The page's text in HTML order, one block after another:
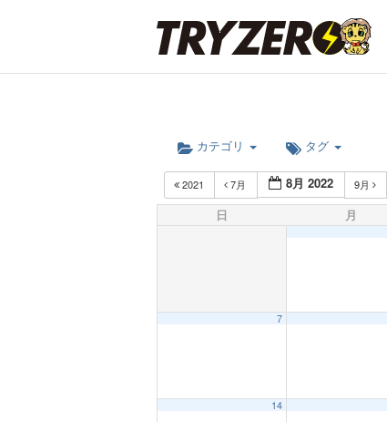
カテゴリ タグ
2021 7月 8月 2022 9月
日 月
7
14